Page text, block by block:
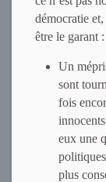
démocratie
être le garant :
Un
sont
fois
eux une
plus